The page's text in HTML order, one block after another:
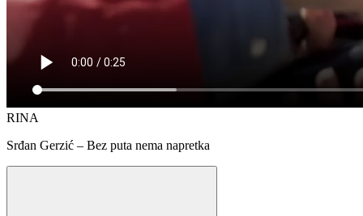
RINA
Srđan Gerzić – Bez puta nema napretka